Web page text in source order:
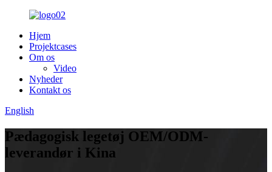
Hjem
Projektcases
Om os
Video
Nyheder
Kontakt os
English
Pædagogisk legetøj OEM/ODM-
leverandør i Kina